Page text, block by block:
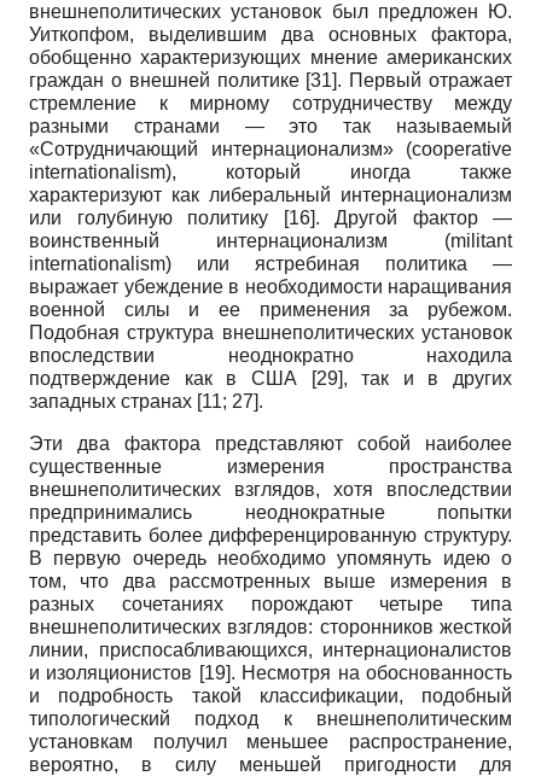
внешнеполитических установок был предложен Ю.
Уиткопфом, выделившим два основных фактора,
обобщенно характеризующих мнение американских
граждан о внешней политике [31]. Первый отражает
стремление к мирному сотрудничеству между
разными странами — это так называемый
«Сотрудничающий интернационализм» (cooperative
internationalism), который иногда также
характеризуют как либеральный интернационализм
или голубиную политику
[16]. Другой фактор —
воинственный интернационализм (militant
internationalism) или ястребиная политика —
выражает убеждение в необходимости наращивания
военной силы и ее применения за рубежом.
Подобная структура внешнеполитических установок
впоследствии неоднократно находила
подтверждение как в США
[29], так и в других
западных странах [11; 27].
Эти два фактора представляют собой наиболее
существенные измерения пространства
внешнеполитических взглядов, хотя впоследствии
предпринимались неоднократные попытки
представить более дифференцированную структуру.
В первую очередь необходимо упомянуть идею о
том, что два рассмотренных выше измерения в
разных сочетаниях порождают четыре типа
внешнеполитических взглядов: сторонников жесткой
линии, приспосабливающихся, интернационалистов
и изоляционистов [19]. Несмотря на обоснованность
и подробность такой классификации, подобный
типологический подход к внешнеполитическим
установкам получил меньшее распространение,
вероятно, в силу меньшей пригодности для